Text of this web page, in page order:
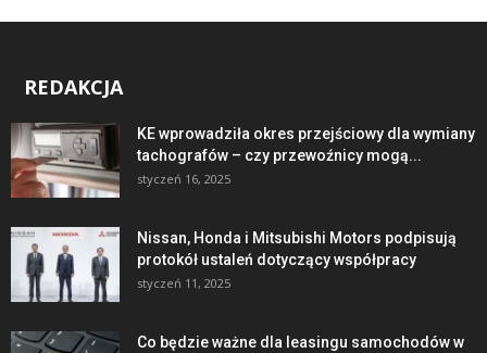
REDAKCJA
KE wprowadziła okres przejściowy dla wymiany
tachografów – czy przewoźnicy mogą...
styczeń 16, 2025
Nissan, Honda i Mitsubishi Motors podpisują
protokół ustaleń dotyczący współpracy
styczeń 11, 2025
Co będzie ważne dla leasingu samochodów w